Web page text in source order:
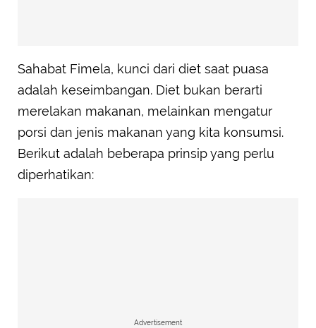
Sahabat Fimela, kunci dari diet saat puasa
adalah keseimbangan. Diet bukan berarti
merelakan makanan, melainkan mengatur
porsi dan jenis makanan yang kita konsumsi.
Berikut adalah beberapa prinsip yang perlu
diperhatikan:
Advertisement